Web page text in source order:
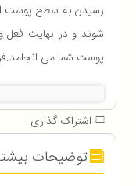
رسیدن به سطح پوست
شوند و در نهایت فعل
پوست شما می
اشتراک گذاری
توضیحات